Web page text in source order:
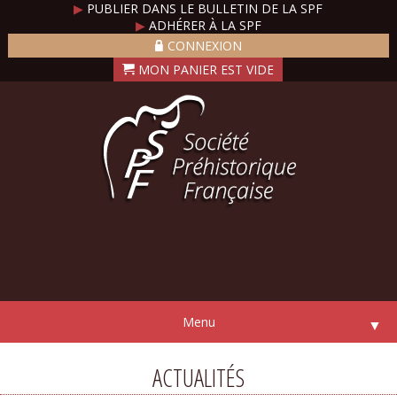
▶ PUBLIER DANS LE BULLETIN DE LA SPF
▶ADHÉRER À LA SPF
CONNEXION
Menu ▼
ACTUALITÉS